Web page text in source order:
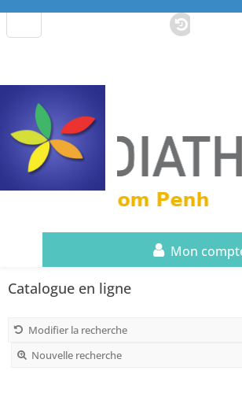
Mon
Catalogue en ligne
Modifier la recherche
Nouvelle recherche